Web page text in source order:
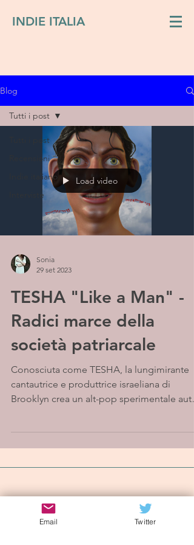
INDIE ITALIA
Blog
Tutti i post
Recensioni
Indie italiano
Interviste
Tutti i post
Load video
Sonia
29 set 2023
TESHA "Like a Man" -
Radici marce della
società patriarcale
Conosciuta come TESHA, la lungimirante
cantautrice e produttrice israeliana di
Brooklyn crea un alt-pop sperimentale
Iscriviti alla mailing list
Email Twitter